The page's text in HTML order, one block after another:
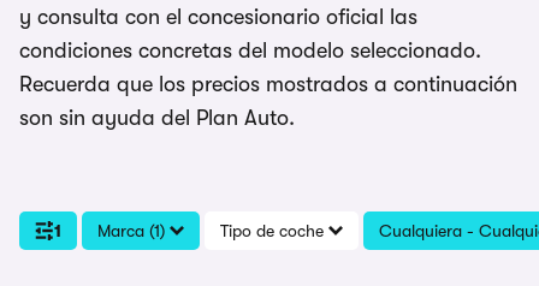
y consulta con el concesionario oficial las
condiciones concretas del modelo seleccionado.
Recuerda que los precios mostrados a continuación
son sin ayuda del Plan Auto.
1 Marca (1) Tipo de coche Cualquiera -